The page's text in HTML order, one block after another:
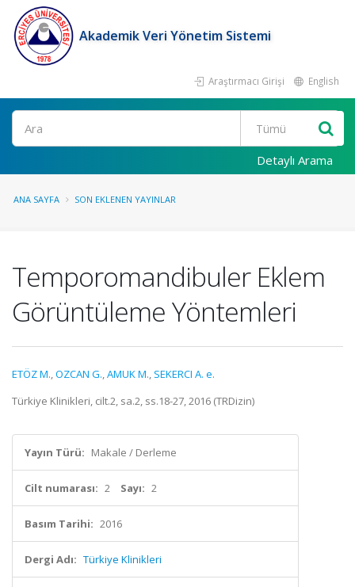
Akademik Veri Yönetim Sistemi
Araştırmacı Girişi English
Ara
Detaylı Arama
ANA SAYFA SON EKLENEN YAYINLAR
Temporomandibuler Eklem
Görüntüleme Yöntemleri
ETÖZ M.,OZCAN G.,AMUK M., SEKERCI A. e.
Türkiye Klinikleri, cilt.2, sa.2, ss.18-27, 2016 (TRDizin)
Yayın Türü: Makale / Derleme
Cilt numarası: 2 Sayı: 2
Basım Tarihi: 2016
Dergi Adı: Türkiye Klinikleri